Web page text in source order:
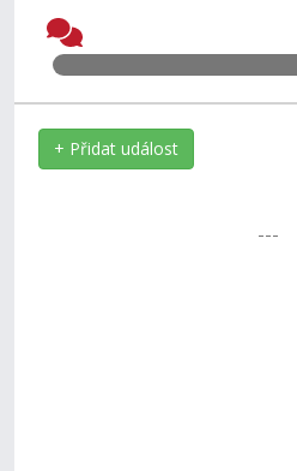
+ Přidat událost
---